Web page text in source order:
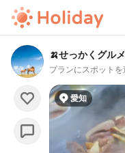
🍌せっかくグル
プランにスポット
愛知